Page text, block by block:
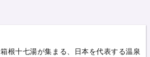
箱根十七湯が集まる、日本を代表する温泉